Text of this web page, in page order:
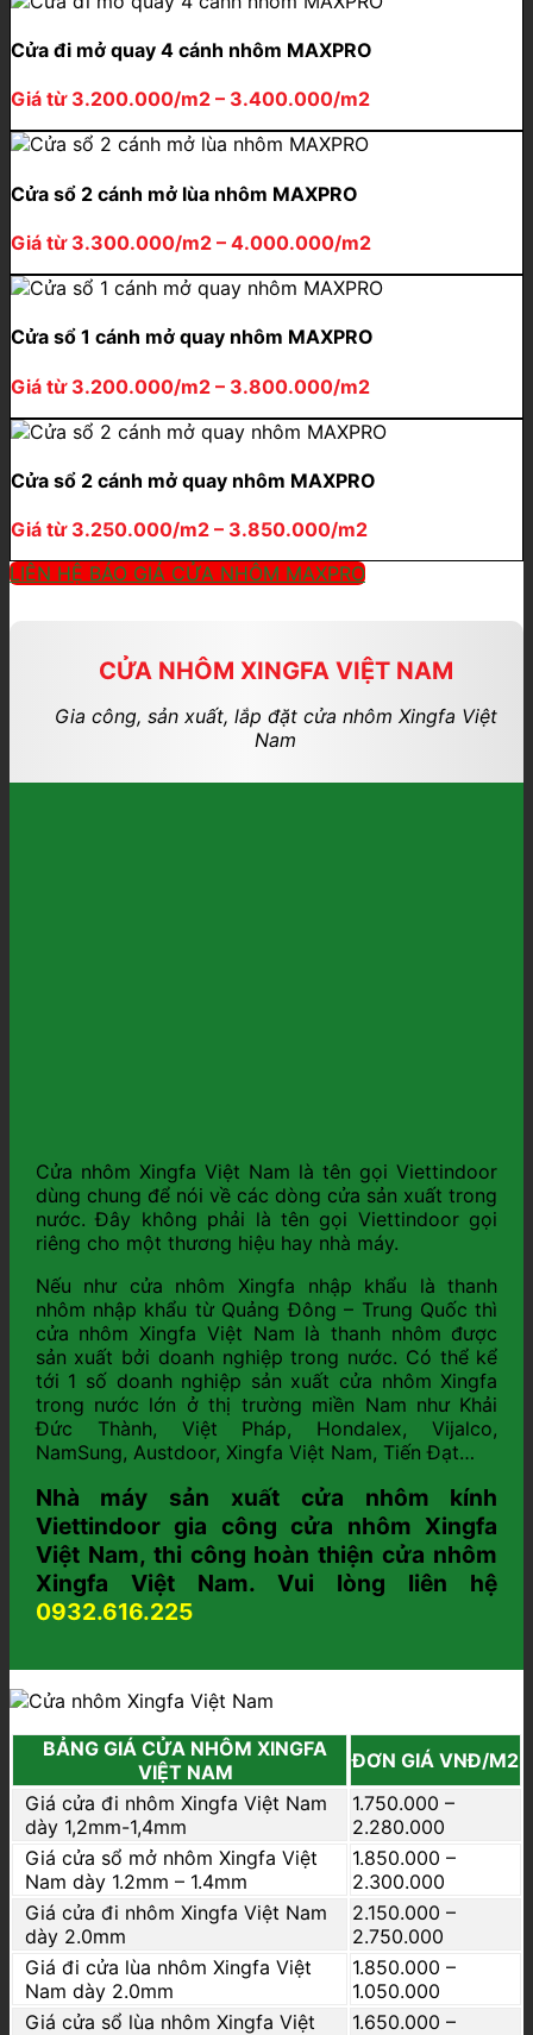
Cửa đi mở quay 4 cánh nhôm MAXPRO
Giá từ 3.200.000/m2 – 3.400.000/m2
Cửa sổ 2 cánh mở lùa nhôm MAXPRO
Giá từ 3.300.000/m2 – 4.000.000/m2
Cửa sổ 1 cánh mở quay nhôm MAXPRO
Giá từ 3.200.000/m2 – 3.800.000/m2
Cửa sổ 2 cánh mở quay nhôm MAXPRO
Giá từ 3.250.000/m2 – 3.850.000/m2
LIÊN HỆ BÁO GIÁ CỬA NHÔM MAXPRO
CỬA NHÔM XINGFA VIỆT NAM
Gia công, sản xuất, lắp đặt cửa nhôm Xingfa Việt
Nam
Cửa nhôm Xingfa Việt Nam là tên gọi Viettindoor
dùng chung để nói về các dòng cửa sản xuất trong
nước. Đây không phải là tên gọi Viettindoor gọi
riêng cho một thương hiệu hay nhà máy.
Nếu như cửa nhôm Xingfa nhập khẩu là thanh
nhôm nhập khẩu từ Quảng Đông – Trung Quốc thì
cửa nhôm Xingfa Việt Nam là thanh nhôm được
sản xuất bởi doanh nghiệp trong nước. Có thể kể
tới 1 số doanh nghiệp sản xuất cửa nhôm Xingfa
trong nước lớn ở thị trường miền Nam như Khải
Đức Thành, Việt Pháp, Hondalex, Vijalco,
NamSung, Austdoor, Xingfa Việt Nam, Tiến Đạt…
Nhà máy sản xuất cửa nhôm kính
Viettindoor gia công cửa nhôm Xingfa
Việt Nam, thi công hoàn thiện cửa nhôm
Xingfa Việt Nam. Vui lòng liên hệ
0932.616.225
BẢNG GIÁ CỬA NHÔM XINGFA
VIỆT NAM
ĐƠN GIÁ VNĐ/M2
Giá cửa đi nhôm Xingfa Việt Nam
dày 1,2mm-1,4mm
1.750.000 –
2.280.000
Giá cửa sổ mở nhôm Xingfa Việt
Nam dày 1.2mm – 1.4mm
1.850.000 –
2.300.000
Giá cửa đi nhôm Xingfa Việt Nam
dày 2.0mm
2.150.000 –
2.750.000
Giá đi cửa lùa nhôm Xingfa Việt
Nam dày 2.0mm
1.850.000 –
1.050.000
Giá cửa sổ lùa nhôm Xingfa Việt
1.650.000 –